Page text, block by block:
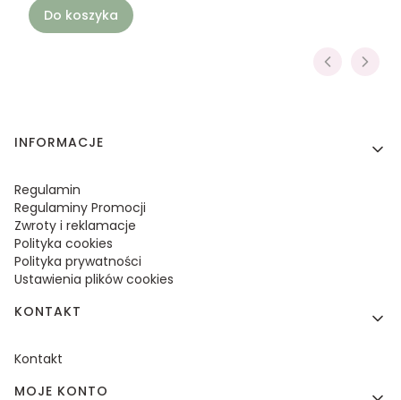
Do koszyka
Linki w stopce
INFORMACJE
Regulamin
Regulaminy Promocji
Zwroty i reklamacje
Polityka cookies
Polityka prywatności
Ustawienia plików cookies
KONTAKT
Kontakt
MOJE KONTO